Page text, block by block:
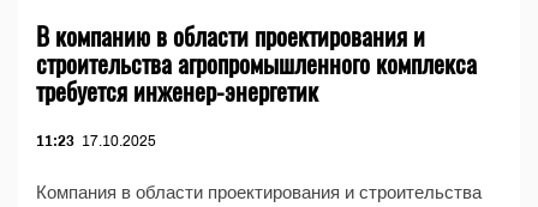
В компанию в области проектирования и
строительства агропромышленного комплекса
требуется инженер-энергетик
11:23 17.10.2025
Компания в области проектирования и строительства